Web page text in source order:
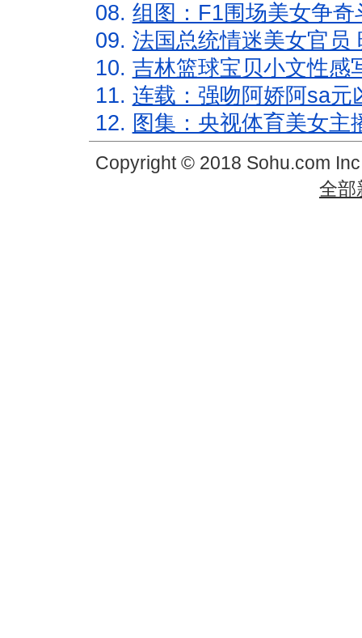
08. 组图：F1围场美女争
09. 法国总统情迷美女官员
10. 吉林篮球宝贝小文性感
11. 连载：强吻阿娇阿sa元
12. 图集：央视体育美女主
Copyright © 2018 Sohu.com
全部